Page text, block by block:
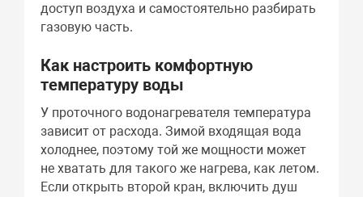
доступ воздуха и самостоятельно разбирать
газовую часть.
Как настроить комфортную
температуру воды
У проточного водонагревателя температура
зависит от расхода. Зимой входящая вода
холоднее, поэтому той же мощности может
не хватать для такого же нагрева, как летом.
Если открыть второй кран, включить душ